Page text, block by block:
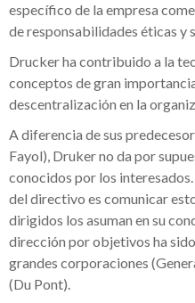
específico de la empresa
de responsabilidades éticas y
Drucker ha contribuido a la
conceptos de gran
descentralización en la
A diferencia de sus
Fayol), Druker no da por
conocidos por los
del directivo es comunicar
dirigidos los asuman en su
dirección por objetivos ha
grandes corporaciones
(Du Pont).